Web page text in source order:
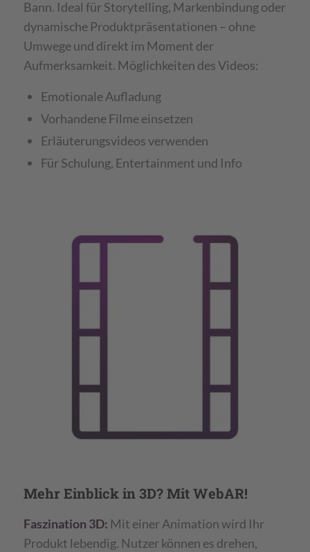
Bann. Ideal für Storytelling, Markenbindung oder
dynamische Produktpräsentationen – ohne
Umwege und direkt im Moment der
Aufmerksamkeit. Möglichkeiten des Videos:
Emotionale Aufladung
Vorhandene Filme einsetzen
Erläuterungsvideos verwenden
Für Schulung, Entertainment und Info
Mehr Einblick in 3D? Mit WebAR!
Faszination 3D: Mit einer Animation wird Ihr
Produkt lebendig. Nutzer können es drehen,